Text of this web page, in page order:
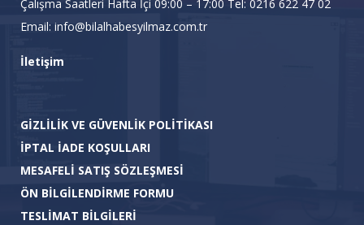
Çalışma Saatleri Hafta İçi 09:00 – 17:00 Tel: 0216 622 47 02
Email: info@bilalhabesyilmaz.com.tr
İletişim
GİZLİLİK VE GÜVENLİK POLİTİKASI
İPTAL İADE KOŞULLARI
MESAFELİ SATIŞ SÖZLEŞMESİ
ÖN BİLGİLENDİRME FORMU
TESLİMAT BİLGİLERİ